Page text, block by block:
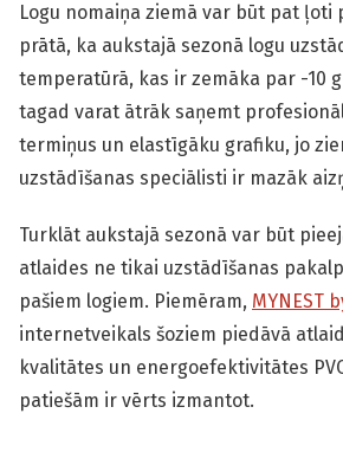
Logu nomaiņa ziemā var būt pat
prātā, ka aukstajā sezonā logu
temperatūrā, kas ir zemāka par -10
tagad varat ātrāk saņemt
termiņus un elastīgāku grafiku, jo
uzstādīšanas speciālisti ir mazāk
Turklāt aukstajā sezonā var būt
atlaides ne tikai uzstādīšanas
pašiem logiem. Piemēram, MYNEST
internetveikals šoziem piedāvā
kvalitātes un energoefektivitātes
patiešām ir vērts izmantot.